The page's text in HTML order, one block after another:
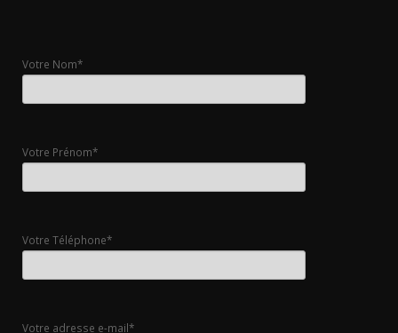
Votre Nom*
Votre Prénom*
Votre Téléphone*
Votre adresse e-mail*